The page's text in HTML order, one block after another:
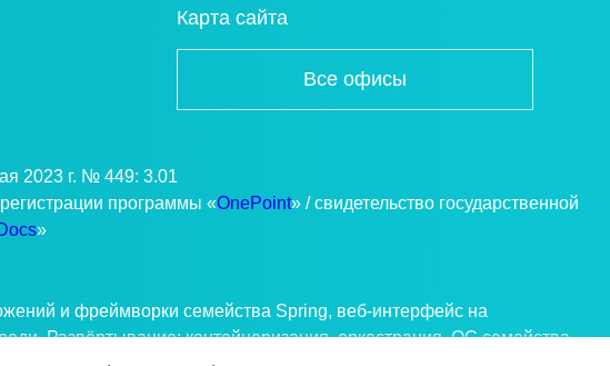
Карта сайта
Все офисы
2023 г. № 449: 3.01
программы «OnePoint» / свидетельство государственной
»
и фреймворки семейства Spring, веб-интерфейс на
Развёртывание: контейнеризация, оркестрация. ОС семейства